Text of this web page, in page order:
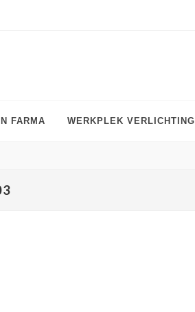
FARMA WERKPLEK VERLICHTING